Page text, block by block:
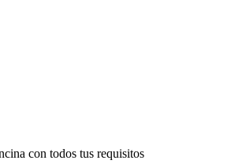
con todos tus requisitos